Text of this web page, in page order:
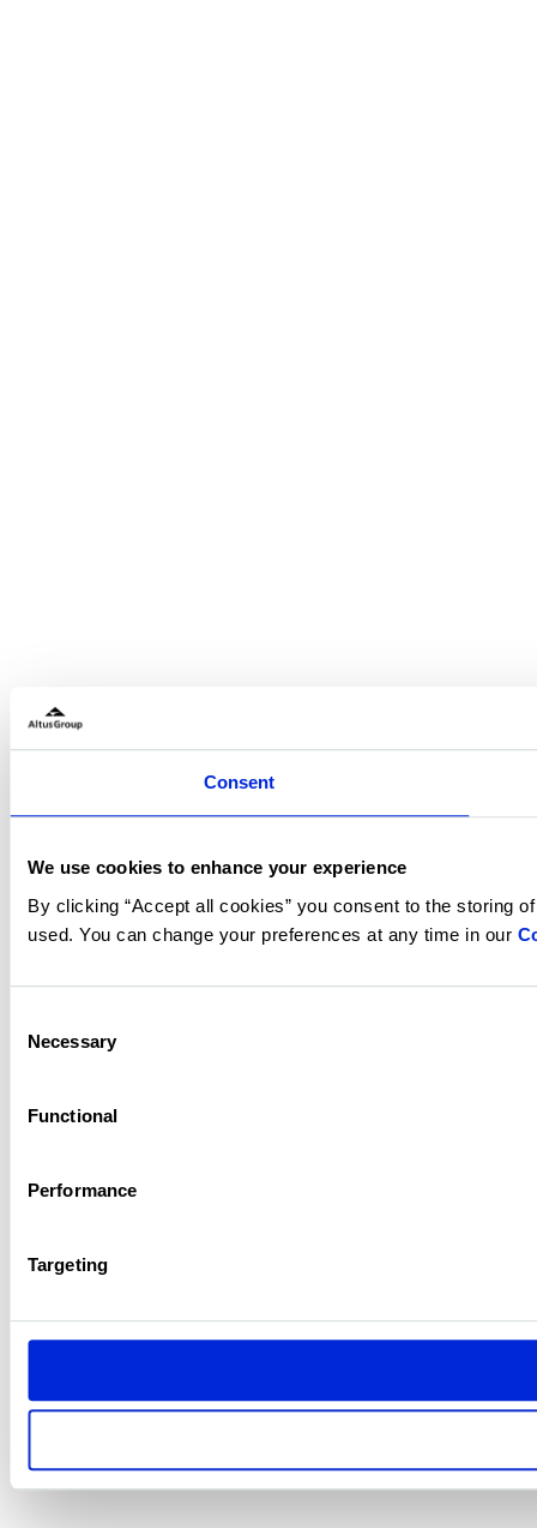
Consent
We use cookies to enhance your experience
By clicking “Accept all cookies” you consent to the storing
used. You can change your preferences at any time in our
Selection
Necessary
Functional
Performance
Targeting